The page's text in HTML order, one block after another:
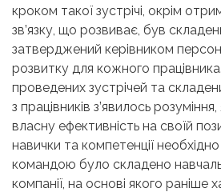
кроком такої зустрічі, окрім
зв’язку, що розвиває, був
затверджений керівником
розвитку для кожного
проведених зустрічей та
з працівників з’явилось
власну ефективність на своїй
навички та компетенції
командою було складено
компанії, на основі якого раніше